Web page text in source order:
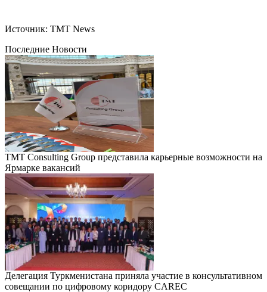
Источник: TMT News
Последние Новости
TMT Consulting Group представила карьерные возможности на
Ярмарке вакансий
Делегация Туркменистана приняла участие в консультативном
совещании по цифровому коридору CAREC